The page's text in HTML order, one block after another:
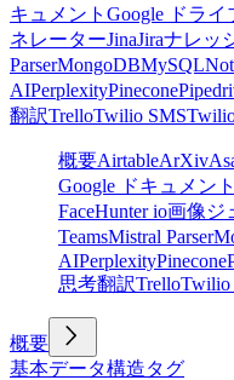
キュメント Google ドライ
ネレーターJinaJiraナレッ
ParserMongoDBMySQL
AIPerplexityPinecone
翻訳TrelloTwilio SMS
概要AirtableArXiv
Google ドキュメント
FaceHunter io画像ジ
TeamsMistral Parser
AIPerplexityPinecone
思考翻訳TrelloTwilio
概要
基本データ構造タグ